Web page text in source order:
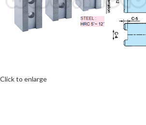
Click to enlarge